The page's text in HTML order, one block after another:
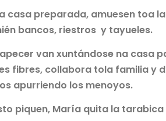
casa preparada, amuesen toa
bancos, riestros y tayueles.
van xuntándose na casa
fibres, collabora tola familia y
apurriendo los menoyos.
piquen, María quita la tarabica